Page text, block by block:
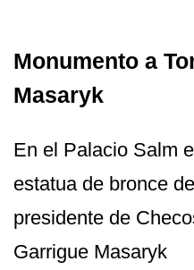
Monumento a
Masaryk
En el Palacio Salm
estatua de bronce
presidente de
Garrigue Masaryk